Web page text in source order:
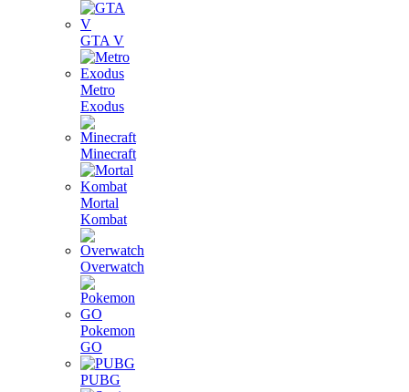
GTA V
Metro
Exodus
Minecraft
Mortal
Kombat
Overwatch
Pokemon
GO
PUBG